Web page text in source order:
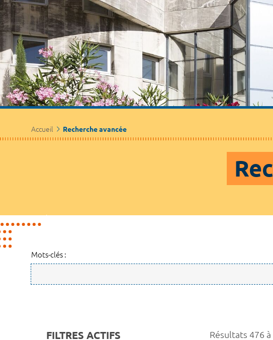
Accueil Recherche avancée
Mots-clés :
Résultats 476
FILTRES ACTIFS